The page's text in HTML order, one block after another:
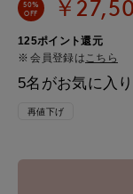
50%
OFF
￥
125ポイント還元
会員登録は こちら
5名がお気に入
再値下げ